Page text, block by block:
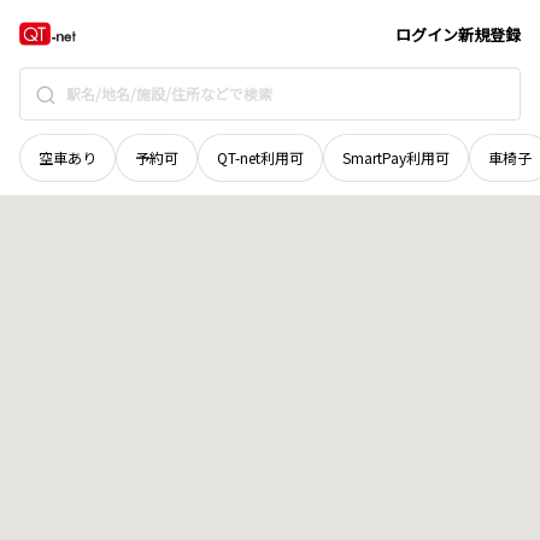
ログイン新規登録
空車あり 予約可 QT-net利用可 SmartPay利用可 車椅子
香川県